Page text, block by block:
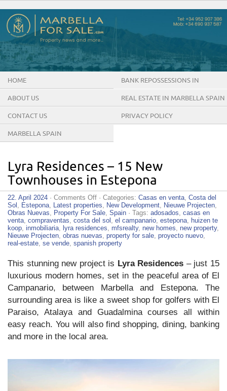
HOME BANK REPOSSESSIONS IN
MARBELLA SPAIN
ABOUT US REAL ESTATE IN MARBELLA SPAIN
CONTACT US PRIVACY POLICY
MARBELLA SPAIN
Lyra Residences – 15 New
Townhouses in Estepona
22. April 2024 · Comments Offon
Lyra
Residences
–
15
New
Townhouses
· Categories: Casas en venta Costa del
Sol
Estepona Latest properties New Development Nieuwe Projecten
Obras Nuevas
Property For Sale Spain · Tags: adosados casas en
venta compraventas costa del sol el campanario estepona
huizen te
koop inmobiliaria lyra residences mfsrealty, new homes new property,
Nieuwe Projecten obras nuevas property for sale proyecto nuevo
real-estate se vende spanish property
This stunning new project is Lyra Residences – just 15
luxurious modern homes, set in the peaceful area of El
Campanario, between Marbella and Estepona. The
surrounding area is like a sweet shop for golfers with El
Paraiso, Atalaya and Guadalmina courses all within
easy reach. You will also find shopping, dining, banking
and more in the local area.